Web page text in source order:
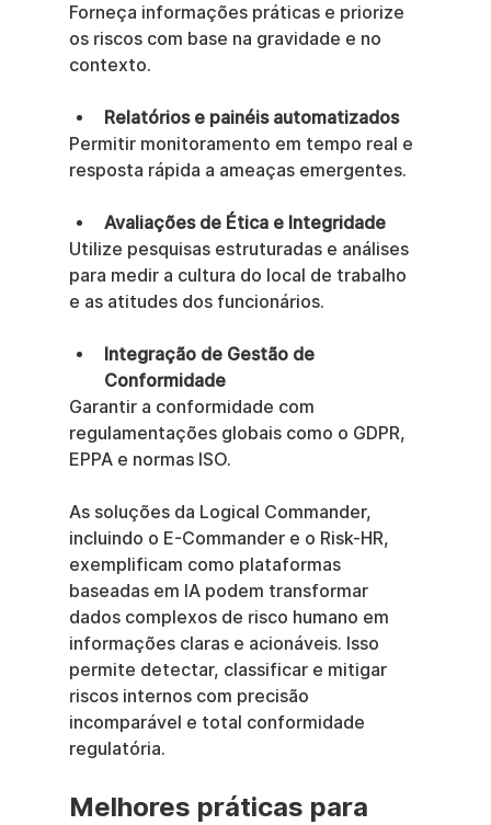
Forneça informações práticas e priorize
os riscos com base na gravidade e no
contexto.
Relatórios e painéis automatizados
Permitir monitoramento em tempo real e
resposta rápida a ameaças emergentes.
Avaliações de Ética e Integridade
Utilize pesquisas estruturadas e análises
para medir a cultura do local de trabalho
e as atitudes dos funcionários.
Integração de Gestão de
Conformidade
Garantir a conformidade com
regulamentações globais como o GDPR,
EPPA e normas ISO.
As soluções da Logical Commander,
incluindo o E-Commander e o Risk-HR,
exemplificam como plataformas
baseadas em IA podem transformar
dados complexos de risco humano em
informações claras e acionáveis. Isso
permite detectar, classificar e mitigar
riscos internos com precisão
incomparável e total conformidade
regulatória.
Melhores práticas para